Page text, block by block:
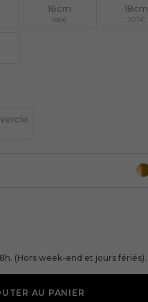
16cm
188€
18cm
207€
(Hors week-end et jours fériés).
AU PANIER